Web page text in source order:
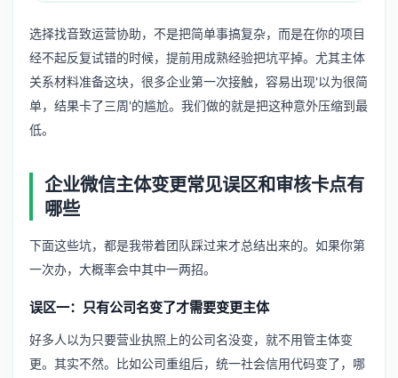
选择找音致运营协助，不是把简单事搞复杂，而是在你的项目
经不起反复试错的时候，提前用成熟经验把坑平掉。尤其主体
关系材料准备这块，很多企业第一次接触，容易出现'以为很简
单，结果卡了三周'的尴尬。我们做的就是把这种意外压缩到最
低。
企业微信主体变更常见误区和审核卡点有
哪些
下面这些坑，都是我带着团队踩过来才总结出来的。如果你第
一次办，大概率会中其中一两招。
误区一：只有公司名变了才需要变更主体
好多人以为只要营业执照上的公司名没变，就不用管主体变
更。其实不然。比如公司重组后，统一社会信用代码变了，哪